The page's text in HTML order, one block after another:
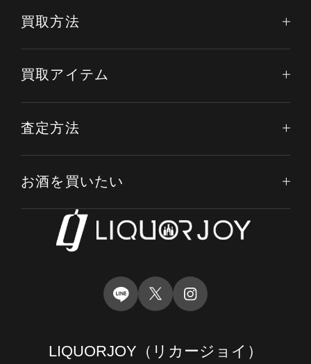
LIQUORJOY （リカージョイ）
買取方法
買取アイテム
査定方法
お酒を買いたい